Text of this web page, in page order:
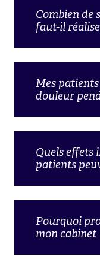
Combien de
faut-il
Mes
douleur
Quels effets
patients
Pourquoi
mon cabinet